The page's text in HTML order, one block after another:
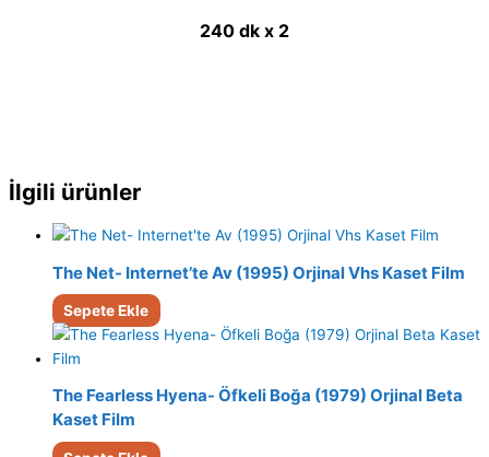
240 dk x 2
İlgili ürünler
The Net- Internet’te Av (1995) Orjinal Vhs Kaset Film
Sepete Ekle
The Fearless Hyena- Öfkeli Boğa (1979) Orjinal Beta
Kaset Film